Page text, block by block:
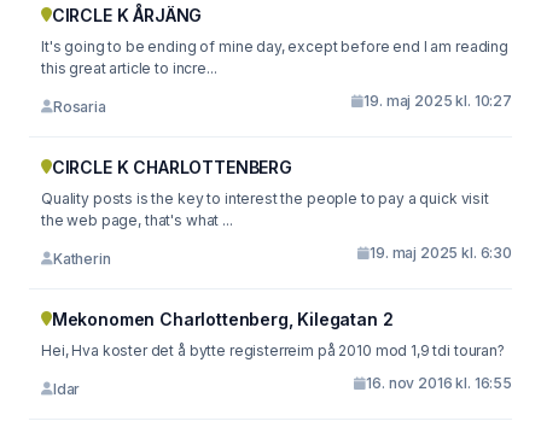
CIRCLE K ÅRJÄNG
It's going to be ending of mine day, except before end I am reading
this great article to incre...
Rosaria 19. maj 2025 kl. 10:27
CIRCLE K CHARLOTTENBERG
Quality posts is the key to interest the people to pay a quick visit
the web page, that's what ...
Katherin 19. maj 2025 kl. 6:30
Mekonomen Charlottenberg, Kilegatan 2
Hei, Hva koster det å bytte registerreim på 2010 mod 1,9 tdi touran?
Idar 16. nov 2016 kl. 16:55